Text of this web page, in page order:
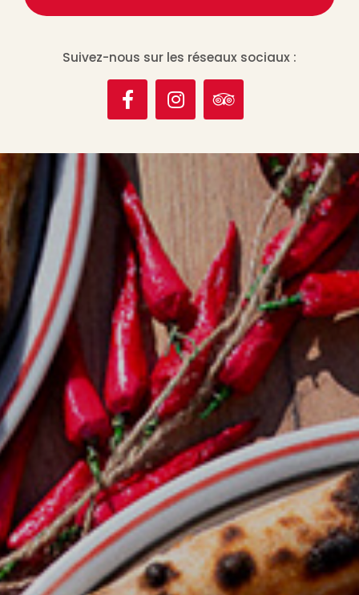
Suivez-nous sur les réseaux sociaux :